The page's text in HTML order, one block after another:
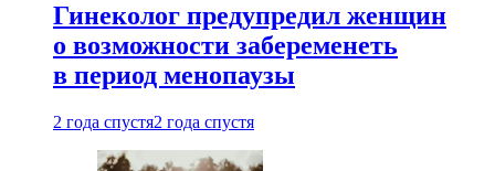
Гинеколог предупредил женщин
о возможности забеременеть
в период менопаузы
2 года спустя2 года спустя